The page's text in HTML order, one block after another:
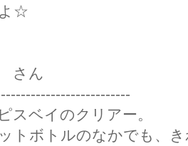
☆
さん
スベイのクリアー。
トボトルのなかでも、